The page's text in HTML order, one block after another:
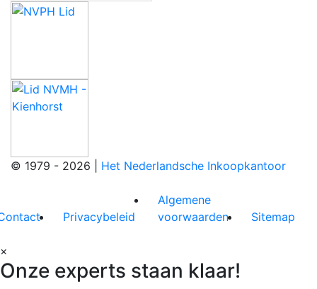
© 1979 - 2026 | Het Nederlandsche Inkoopkantoor
Privacybeleid
Algemene
voorwaarden
Sitemap
×
Onze experts staan klaar!